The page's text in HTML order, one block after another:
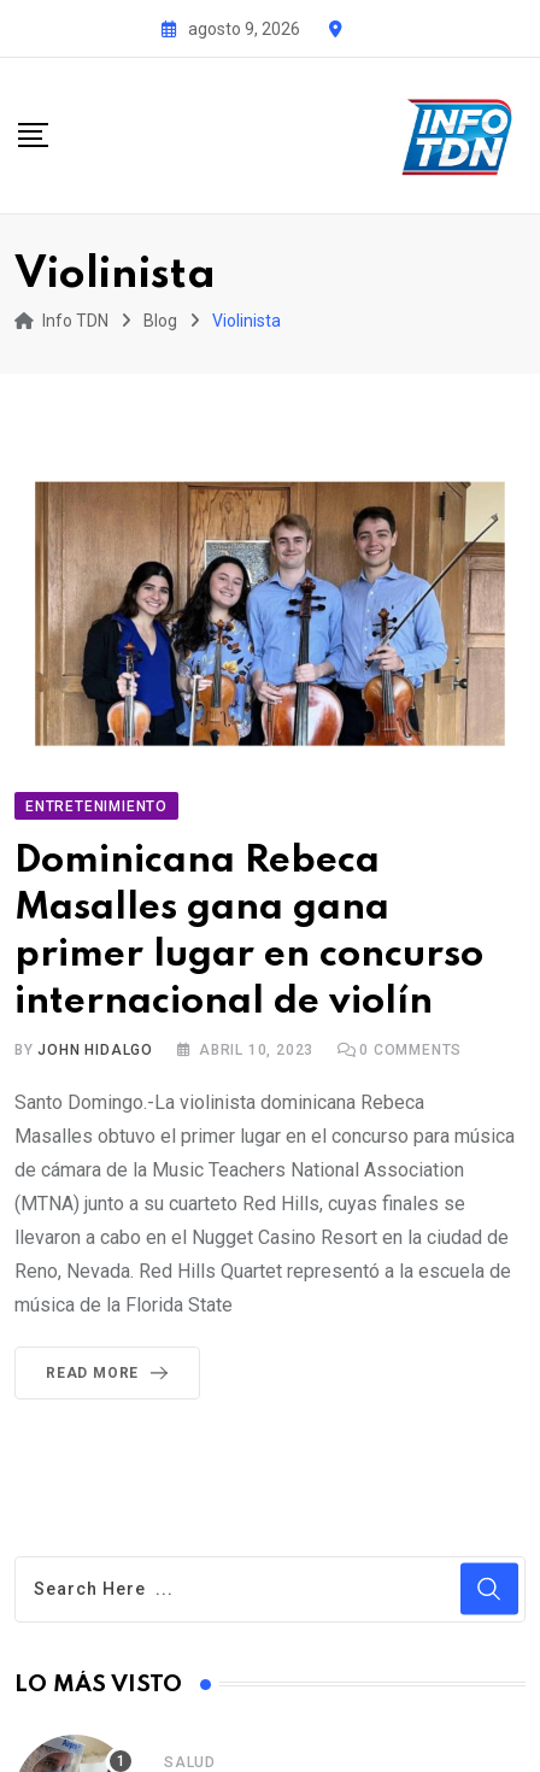
agosto 9, 2026
Violinista
Info TDN Blog Violinista
ENTRETENIMIENTO
Dominicana Rebeca
Masalles gana gana
primer lugar en concurso
internacional de violín
BYJOHN HIDALGO ABRIL 10, 2023 0 COMMENTS
Santo Domingo.-La violinista dominicana Rebeca
Masalles obtuvo el primer lugar en el concurso para música
de cámara de la Music Teachers National Association
(MTNA) junto a su cuarteto Red Hills, cuyas finales se
llevaron a cabo en el Nugget Casino Resort en la ciudad de
Reno, Nevada. Red Hills Quartet representó a la escuela de
música de la Florida State
READ MORE
LO MÁS VISTO
SALUD